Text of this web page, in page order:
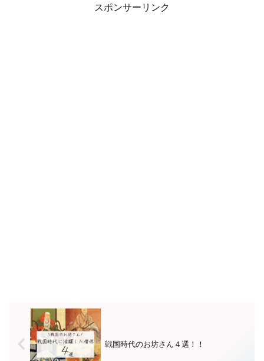
スポンサーリンク
戦国時代のお坊さん４選！！